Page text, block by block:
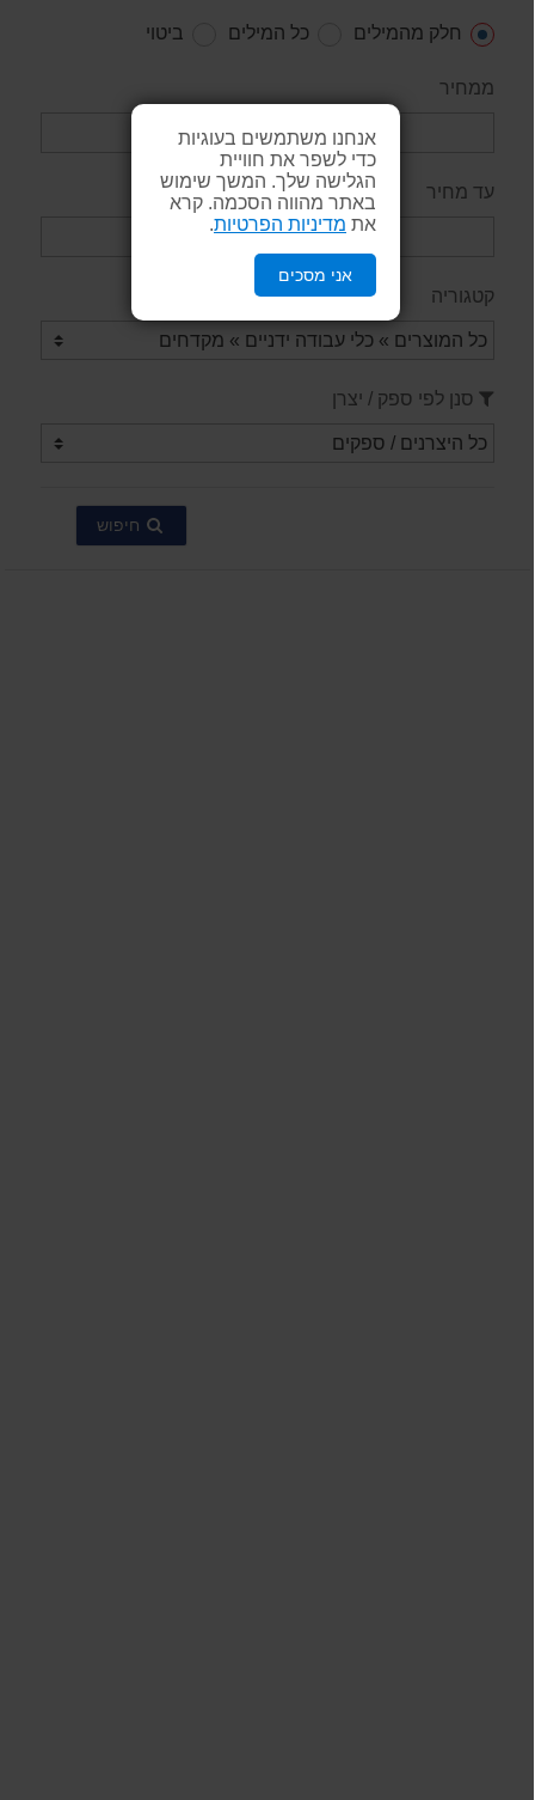
אנחנו משתמשים בעוגיות
כדי לשפר את חוויית
הגלישה שלך. המשך שימוש
באתר מהווה הסכמה. קרא
את מדיניות הפרטיות.
אני מסכים
חלק מהמילים כל המילים ביטוי
ממחיר
עד מחיר
קטגוריה
סנן לפי ספק / יצרן
חיפוש